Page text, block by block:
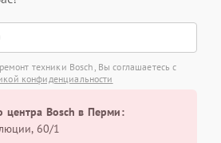
техники Bosch, Вы соглашаетесь с
конфиденциальности
центра Bosch в Перми:
60/1